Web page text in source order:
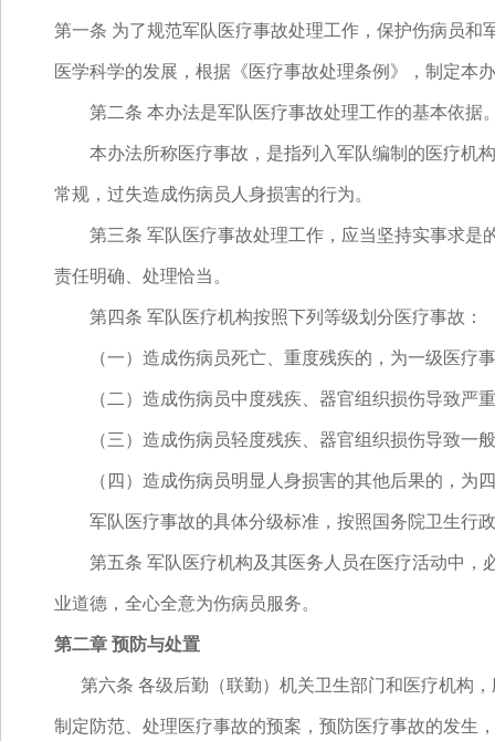
第一条 为了规范军队医疗事故处理工作，保护伤病员
医学科学的发展，根据《医疗事故处理条例》，制定本
第二条 本办法是军队医疗事故处理工作的基本依据
本办法所称医疗事故，是指列入军队编制的医疗机构
常规，过失造成伤病员人身损害的行为。
第三条 军队医疗事故处理工作，应当坚持实事求是
责任明确、处理恰当。
第四条 军队医疗机构按照下列等级划分医疗事故：
（一）造成伤病员死亡、重度残疾的，为一级医疗
（二）造成伤病员中度残疾、器官组织损伤导致严
（三）造成伤病员轻度残疾、器官组织损伤导致一
（四）造成伤病员明显人身损害的其他后果的，为
军队医疗事故的具体分级标准，按照国务院卫生行
第五条 军队医疗机构及其医务人员在医疗活动中，
业道德，全心全意为伤病员服务。
第二章 预防与处置
第六条 各级后勤（联勤）机关卫生部门和医疗机构，
制定防范、处理医疗事故的预案，预防医疗事故的发生